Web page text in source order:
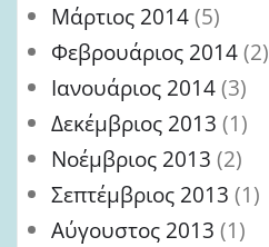
Μάρτιος 2014(5)
Φεβρουάριος 2014(2)
Ιανουάριος 2014(3)
Δεκέμβριος 2013 (1)
Νοέμβριος 2013 (2)
Σεπτέμβριος 2013 (1)
Αύγουστος 2013 (1)